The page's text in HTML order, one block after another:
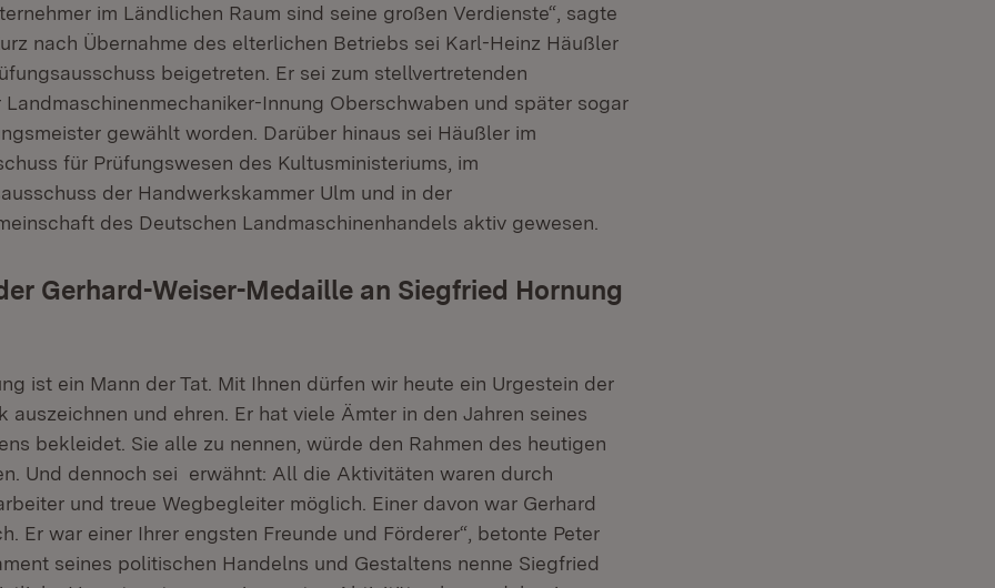
im Ländlichen Raum sind seine großen Verdienste“, sagte
nach Übernahme des elterlichen Betriebs sei Karl-Heinz Häußler
beigetreten. Er sei zum stellvertretenden
Landmaschinenmechaniker-Innung Oberschwaben und später sogar
gewählt worden. Darüber hinaus sei Häußler im
für Prüfungswesen des Kultusministeriums, im
der Handwerkskammer Ulm und in der
des Deutschen Landmaschinenhandels aktiv gewesen.
Gerhard-Weiser-Medaille an Siegfried Hornung
ist ein Mann der Tat. Mit Ihnen dürfen wir heute ein Urgestein der
auszeichnen und ehren. Er hat viele Ämter in den Jahren seines
bekleidet. Sie alle zu nennen, würde den Rahmen des heutigen
Und dennoch sei erwähnt: All die Aktivitäten waren durch
und treue Wegbegleiter möglich. Einer davon war Gerhard
Er war einer Ihrer engsten Freunde und Förderer“, betonte Peter
seines politischen Handelns und Gestaltens nenne Siegfried